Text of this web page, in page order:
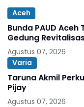
Aceh
Bunda PAUD Aceh
Gedung
Agustus 07, 2026
Varia
Taruna Akmil
Pijay
Agustus 07, 2026